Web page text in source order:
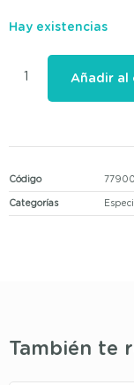
Hay existencias
Añadir al
Código
Categorías
También te